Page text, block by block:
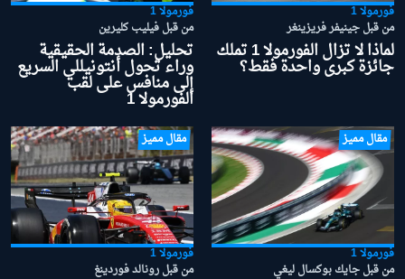
فورمولا 1
من قبل جينيفر فريزينغر
لماذا لا تزال الفورمولا 1 تملك
جائزة كبرى واحدة فقط؟
فورمولا 1
من قبل فيليب كليرين
تحليل: الصدمة الحقيقية
وراء تحول أنتونيللي السريع
إلى منافس على لقب
الفورمولا 1
مقال مميز
فورمولا 1
من قبل جايك بوكسال ليغي
مقال مميز
فورمولا 1
من قبل رونالد فوردينغ